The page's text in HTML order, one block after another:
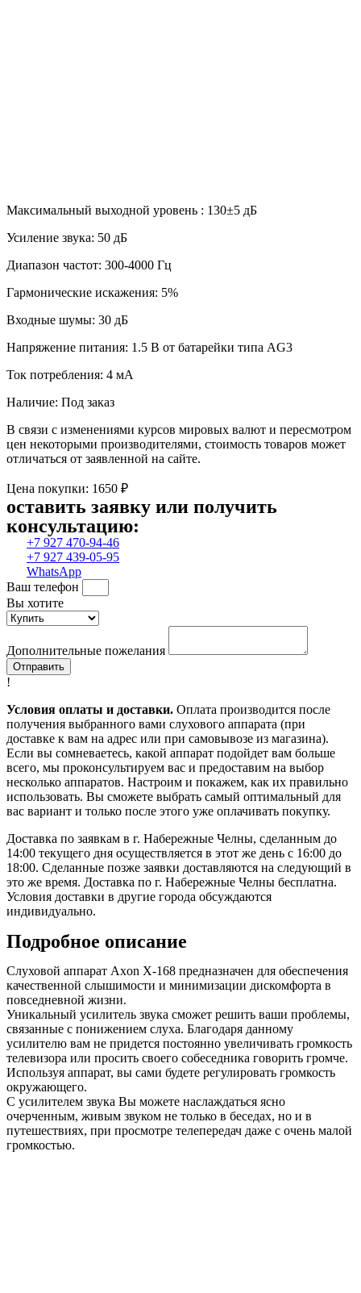
Максимальный выходной уровень : 130±5 дБ
Усиление звука: 50 дБ
Диапазон частот: 300-4000 Гц
Гармонические искажения: 5%
Входные шумы: 30 дБ
Напряжение питания: 1.5 В от батарейки типа AG3
Ток потребления: 4 мА
Наличие: Под заказ
В связи с изменениями курсов мировых валют и пересмотром
цен некоторыми производителями, стоимость товаров может
отличаться от заявленной на сайте.
Цена покупки: 1650 ₽
оставить заявку или получить
консультацию:
+7 927 470-94-46
+7 927 439-05-95
WhatsApp
Ваш телефон
Вы хотите
Дополнительные пожелания
Отправить
!
Условия оплаты и доставки. Оплата производится после
получения выбранного вами слухового аппарата (при
доставке к вам на адрес или при самовывозе из магазина).
Если вы сомневаетесь, какой аппарат подойдет вам больше
всего, мы проконсультируем вас и предоставим на выбор
несколько аппаратов. Настроим и покажем, как их правильно
использовать. Вы сможете выбрать самый оптимальный для
вас вариант и только после этого уже оплачивать покупку.
Доставка по заявкам в г. Набережные Челны, сделанным до
14:00 текущего дня осуществляется в этот же день с 16:00 до
18:00. Сделанные позже заявки доставляются на следующий в
это же время. Доставка по г. Набережные Челны бесплатна.
Условия доставки в другие города обсуждаются
индивидуально.
Подробное описание
Слуховой аппарат Axon X-168 предназначен для обеспечения
качественной слышимости и минимизации дискомфорта в
повседневной жизни.
Уникальный усилитель звука сможет решить ваши проблемы,
связанные с понижением слуха. Благодаря данному
усилителю вам не придется постоянно увеличивать громкость
телевизора или просить своего собеседника говорить громче.
Используя аппарат, вы сами будете регулировать громкость
окружающего.
С усилителем звука Вы можете наслаждаться ясно
очерченным, живым звуком не только в беседах, но и в
путешествиях, при просмотре телепередач даже с очень малой
громкостью.